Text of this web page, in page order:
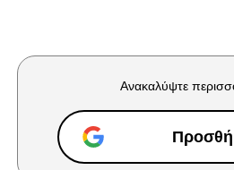
Ανακαλύψτε